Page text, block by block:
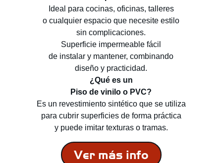
Ideal para cocinas, oficinas, talleres
o cualquier espacio que necesite estilo
sin complicaciones.
Superficie impermeable fácil
de instalar y mantener, combinando
diseño y practicidad.
¿Qué es un
Piso de vinilo o PVC?
Es un revestimiento sintético que se utiliza
para cubrir superficies de forma práctica
y puede imitar texturas o tramas.
Ver más info